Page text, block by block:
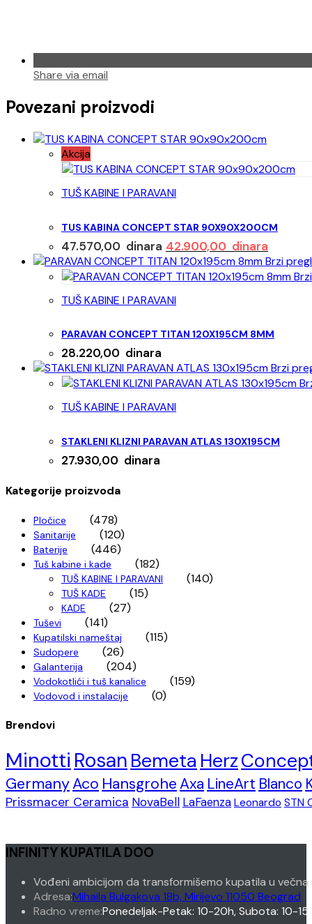
Share via email
Povezani proizvodi
Akcija
TUŠ KABINE I PARAVANI
TUS KABINA CONCEPT STAR 90X90X200CM
47.570,00 dinara Originalna
cena
je
47.570,00 dinara.
42.900,00 dinara
cena
je:
Brzi
TUŠ KABINE I PARAVANI
PARAVAN CONCEPT TITAN 120X195CM 8MM
28.220,00 dinara
Brzi
TUŠ KABINE I PARAVANI
STAKLENI KLIZNI PARAVAN ATLAS 130X195CM
27.930,00 dinara
Kategorije proizvoda
Pločice (478)
Sanitarije (120)
Baterije (446)
Tuš kabine i kade (182)
TUŠ KABINE I PARAVANI (140)
TUŠ KADE (15)
KADE (27)
Tuševi (141)
Kupatilski nameštaj (115)
Sudopere (26)
Galanterija (204)
Vodokotlići i tuš kanalice (159)
Vodovod i instalacije (0)
Brendovi
Minotti Rosan Bemeta Herz
GermanyAco HansgroheAxa LineArt Blanco
Prissmacer Ceramica NovaBell LaFaenza Leonardo STN
INFINITY KUPATILA DOO
Vođeni ambicijom da transformišemo kupatila u večna
Adresa:Mihaila Bulgakova 18b, Mirijevo 11050 Beograd
Radno vreme:Ponedeljak-Petak: 10-20h, Subota: 10-